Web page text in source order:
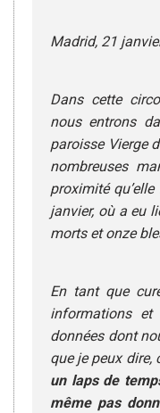
Madrid, 21
Dans cette
nous entrons
paroisse Vierge
nombreuses
proximité
janvier, où a eu
morts et onze
En tant que
informations et
données dont
que je peux dire,
un laps de
même pas